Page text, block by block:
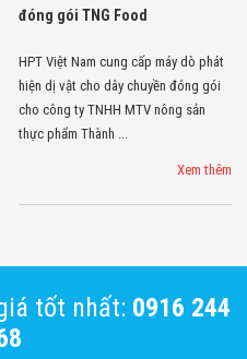
đóng gói TNG Food
HPT Việt Nam cung cấp máy dò phát
hiện dị vật cho dây chuyền đóng gói
cho công ty TNHH MTV nông sản
thực phẩm Thành ...
Xem thêm
tốt nhất: 0916 244